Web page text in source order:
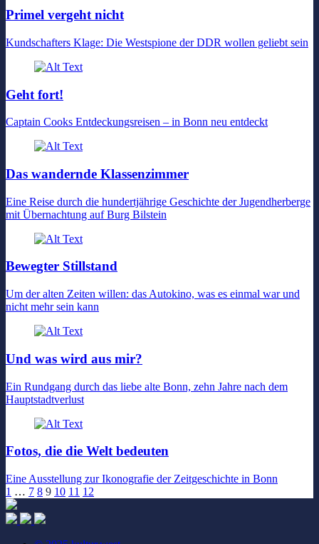
Primel vergeht nicht
Kundschafters Klage: Die Westspione der DDR wollen geliebt sein
Geht fort!
Captain Cooks Entdeckungsreisen – in Bonn neu entdeckt
Das wandernde Klassenzimmer
Eine Reise durch die hundertjährige Geschichte der Jugendherberge
mit Übernachtung auf Burg Bilstein
Bewegter Stillstand
Um der alten Zeiten willen: das Autokino, was es einmal war und
nicht mehr sein kann
Und was wird aus mir?
Ein Rundgang durch das liebe alte Bonn, zehn Jahre nach dem
Hauptstadtverlust
Fotos, die die Welt bedeuten
Eine Ausstellung zur Ikonografie der Zeitgeschichte in Bonn
1 … 7 8 9 10 11 12